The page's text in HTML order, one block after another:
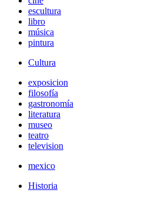
escultura
libro
música
pintura
Cultura
exposicion
filosofía
gastronomía
literatura
museo
teatro
television
mexico
Historia